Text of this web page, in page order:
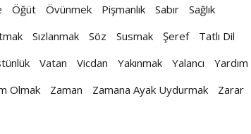
Öğüt Övünmek Pişmanlık Sabır
Sağlık
Sızlanmak Söz Susmak Şeref
Tatlı Dil
Vatan Vicdan Yakınmak Yalancı
Yardım
Olmak Zaman Zamana Ayak Uydurmak
Zarar